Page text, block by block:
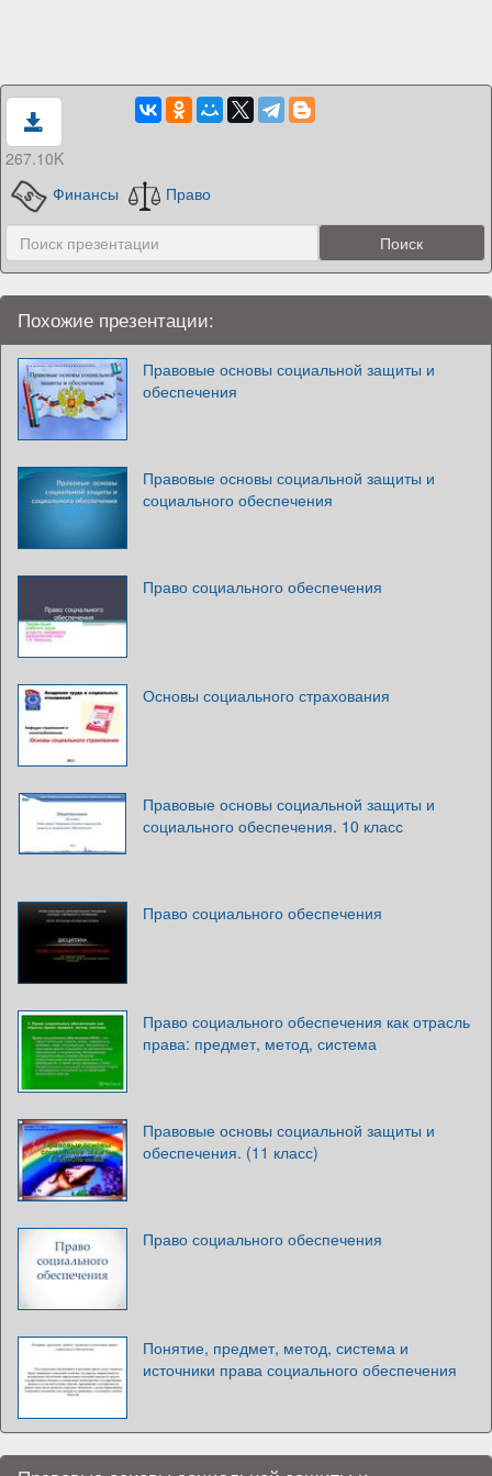
267.10K
Финансы
Право
Похожие презентации:
Правовые основы социальной защиты и
обеспечения
Правовые основы социальной защиты и
социального обеспечения
Право социального обеспечения
Основы социального страхования
Правовые основы социальной защиты и
социального обеспечения. 10 класс
Право социального обеспечения
Право социального обеспечения как отрасль
права: предмет, метод, система
Правовые основы социальной защиты и
обеспечения. (11 класс)
Право социального обеспечения
Понятие, предмет, метод, система и
источники права социального обеспечения